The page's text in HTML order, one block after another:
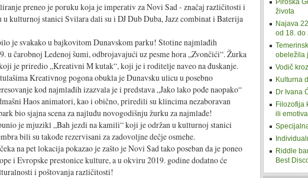
preneo je poruku koja je imperativ za Novi Sad - značaj različitosti i
kulturnoj stanici Svilara dali su i DJ Dub Duba, Jazz combinat i Baterija
u bajkovitom Dunavskom parku! Stotine najmlađih
u čarobnoj Ledenoj šumi, odbrojavajući uz pesme hora „Zvončići“. Žurka
je priredio „Kreativni M kutak“, koji je i roditelje naveo na đuskanje.
Kreativnog pogona obukla je Dunavsku ulicu u posebno
kod najmlađih izazvala je i predstava „Jako lako pođe naopako“
Haos animatori, kao i obično, priredili su klincima nezaboravan
bio sjajna scena za najluđu novogodišnju žurku za najmlađe!
mjuzikl „Bah jezdi na kamili“ koji je održan u kulturnoj stanici
bili su takođe rezervisani za zadovoljne dečje osmehe.
pet lokacija pokazao je zašto je Novi Sad tako poseban da je poneo
i Evropske prestonice kulture, a u okviru 2019. godine dodatno će
i poštovanja različitosti!
Piroška
života
Najava
od 18. do
obeležila
Vodič
Kulturna
Dr Ivana
Filozofija
ili
Riddle
Best